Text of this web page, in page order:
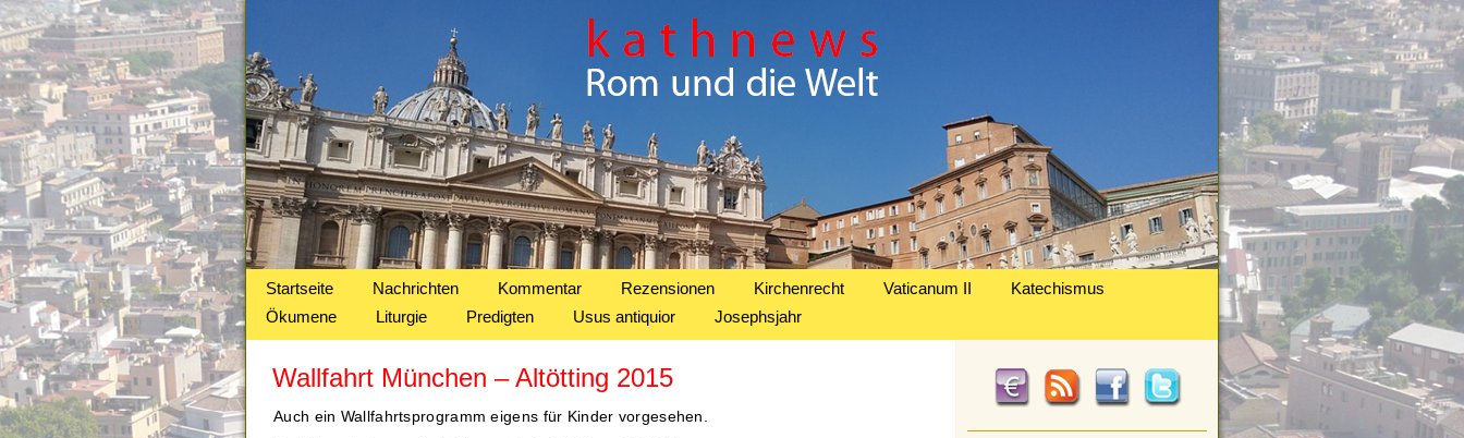
Startseite Nachrichten Kommentar Rezensionen Kirchenrecht Vaticanum II
Katechismus
Ökumene
Liturgie Predigten Usus antiquior Josephsjahr
Wallfahrt München – Altötting 2015
Auch ein Wallfahrtsprogramm eigens für Kinder vorgesehen.